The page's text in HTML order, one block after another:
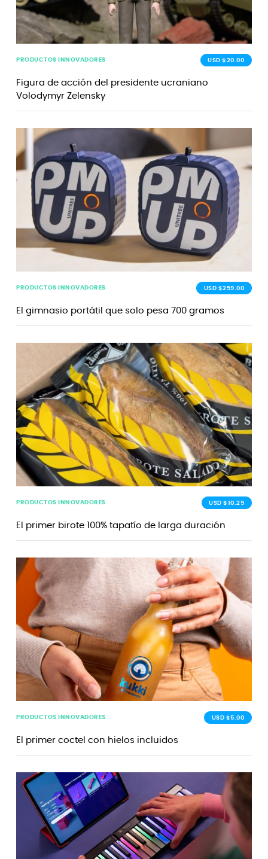
PRODUCTOS INNOVADORES USD $20.00
Figura de acción del presidente ucraniano
Volodymyr Zelensky
PRODUCTOS INNOVADORES USD $259.00
El gimnasio portátil que solo pesa 700 gramos
PRODUCTOS INNOVADORES USD $10.29
El primer birote 100% tapatío de larga duración
PRODUCTOS INNOVADORES USD $5.00
El primer coctel con hielos incluidos